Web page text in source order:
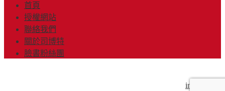
首頁
授權網站
聯絡我們
關於司博特
臉書粉絲團
info@mr-